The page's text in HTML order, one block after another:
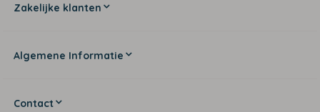
Zakelijke klanten
Algemene Informatie
Contact